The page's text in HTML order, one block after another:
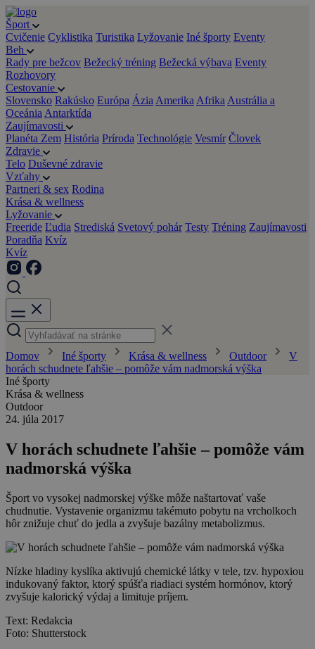
Šport
Cvičenie Cyklistika Turistika Lyžovanie Iné športy Eventy
Beh
Rady pre bežcov Bežecký tréning Bežecká výbava Eventy
Rozhovory
Cestovanie
Slovensko Rakúsko Európa Ázia Amerika Afrika Austrália a
Oceánia Antarktída
Zaujímavosti
Planéta Zem História Príroda Technológie Vesmír Človek
Zdravie
Telo Duševné zdravie
Vzťahy
Partneri & sex Rodina
Krása & wellness
Lyžovanie
Freeride Ľudia Strediská Svetový pohár Testy Tréning Zaujímavosti
Poradňa Kvíz
Kvíz
Domov Iné športy Krása & wellness Outdoor
V
horách schudnete ľahšie – pomôže vám nadmorská výška
Iné športy
Krása & wellness
Outdoor
24. júla 2017
V horách schudnete ľahšie – pomôže vám
nadmorská výška
Šport vo vysokej nadmorskej výške môže naštartovať vaše
chudnutie. Vystavenie organizmu takémuto pobytu na vrcholkoch
hôr znižuje chuť do jedla a zvyšuje bazálny metabolizmus.
Nízke hladiny kyslíka aktivujú chemické látky v tele, tzv. hypoxiou
indukovaný faktor, ktorý spúšťa riadiaci systém hormónov, ktorý
zvyšuje kalorický výdaj a limituje príjem.
Text: Redakcia
Foto: Shutterstock